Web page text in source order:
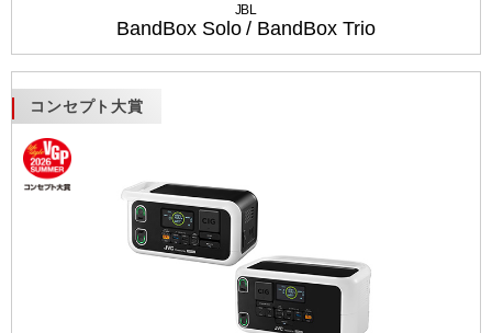
JBL
BandBox Solo / BandBox Trio
コンセプト大賞